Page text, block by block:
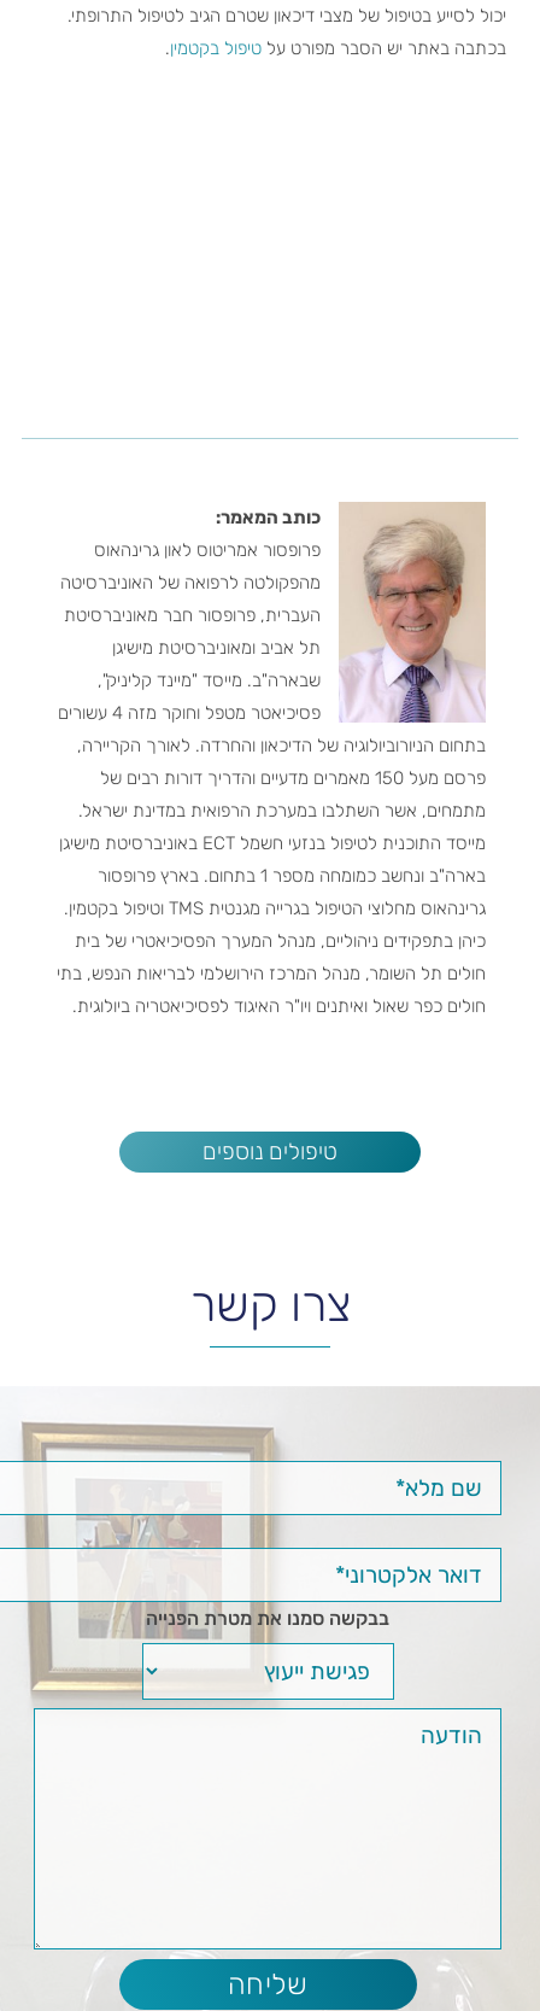
יכול לסייע בטיפול של מצבי דיכאון שטרם הגיב לטיפול התרופתי.
בכתבה באתר יש הסבר מפורט על טיפול בקטמין.
כותב המאמר:
פרופסור אמריטוס לאון גרינהאוס
מהפקולטה לרפואה של האוניברסיטה
העברית, פרופסור חבר מאוניברסיטת
תל אביב ומאוניברסיטת מישיגן
שבארה"ב. מייסד "מיינד קליניק",
פסיכיאטר מטפל וחוקר מזה 4 עשורים
בתחום הניורוביולוגיה של הדיכאון והחרדה. לאורך הקריירה,
פרסם מעל 150 מאמרים מדעיים והדריך דורות רבים של
מתמחים, אשר השתלבו במערכת הרפואית במדינת ישראל.
מייסד התוכנית לטיפול בנזעי חשמל ECT באוניברסיטת מישיגן
בארה"ב ונחשב כמומחה מספר 1 בתחום. בארץ פרופסור
גרינהאוס מחלוצי הטיפול בגרייה מגנטית TMS וטיפול בקטמין.
כיהן בתפקידים ניהוליים, מנהל המערך הפסיכיאטרי של בית
חולים תל השומר, מנהל המרכז הירושלמי לבריאות הנפש, בתי
חולים כפר שאול ואיתנים ויו"ר האיגוד לפסיכיאטריה ביולוגית.
טיפולים נוספים
צרו קשר
בבקשה סמנו את מטרת הפנייה